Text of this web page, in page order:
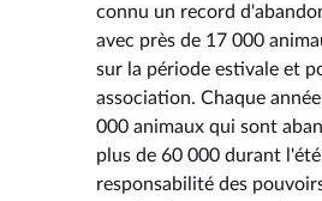
connu un record
avec près de 17 000
sur la période estivale et
association. Chaque
000 animaux qui sont
plus de 60 000 durant
responsabilité des